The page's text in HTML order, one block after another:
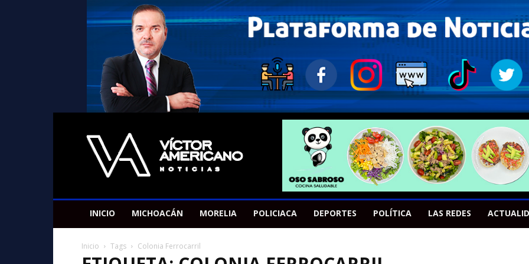
Americano
Victor
INICIO MICHOACÁN MORELIA POLICIACA DEPORTES POLÍTICA LAS REDES
Inicio Tags Colonia Ferrocarril